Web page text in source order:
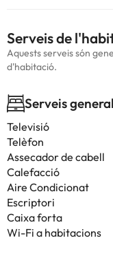
Serveis de
Aquests serveis són
d'habitació.
Serveis
Televisió
Telèfon
Assecador de cabell
Calefacció
Aire Condicionat
Escriptori
Caixa forta
Wi-Fi a habitacions